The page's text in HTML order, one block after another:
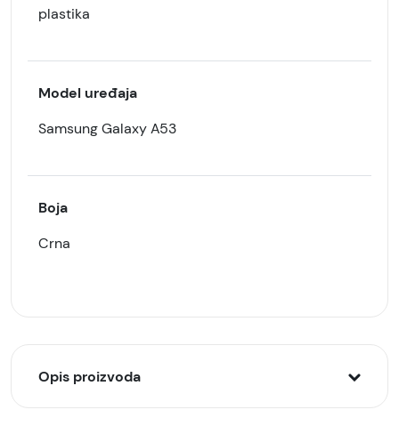
plastika
Model uređaja
Samsung Galaxy A53
Boja
Crna
Opis proizvoda